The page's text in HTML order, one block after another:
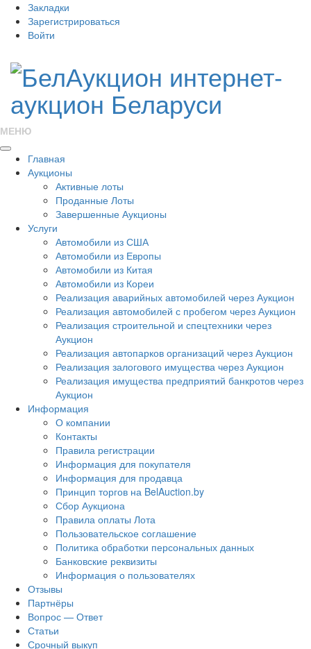
Закладки
Зарегистрироваться
Войти
МЕНЮ
Главная
Аукционы
Активные лоты
Проданные Лоты
Завершенные Аукционы
Услуги
Автомобили из США
Автомобили из Европы
Автомобили из Китая
Автомобили из Кореи
Реализация аварийных автомобилей через Аукцион
Реализация автомобилей с пробегом через Аукцион
Реализация строительной и спецтехники через
Аукцион
Реализация автопарков организаций через Аукцион
Реализация залогового имущества через Аукцион
Реализация имущества предприятий банкротов через
Аукцион
Информация
О компании
Контакты
Правила регистрации
Информация для покупателя
Информация для продавца
Принцип торгов на BelAuction.by
Сбор Аукциона
Правила оплаты Лота
Пользовательское соглашение
Политика обработки персональных данных
Банковские реквизиты
Информация о пользователях
Отзывы
Партнёры
Вопрос — Ответ
Статьи
Срочный выкуп